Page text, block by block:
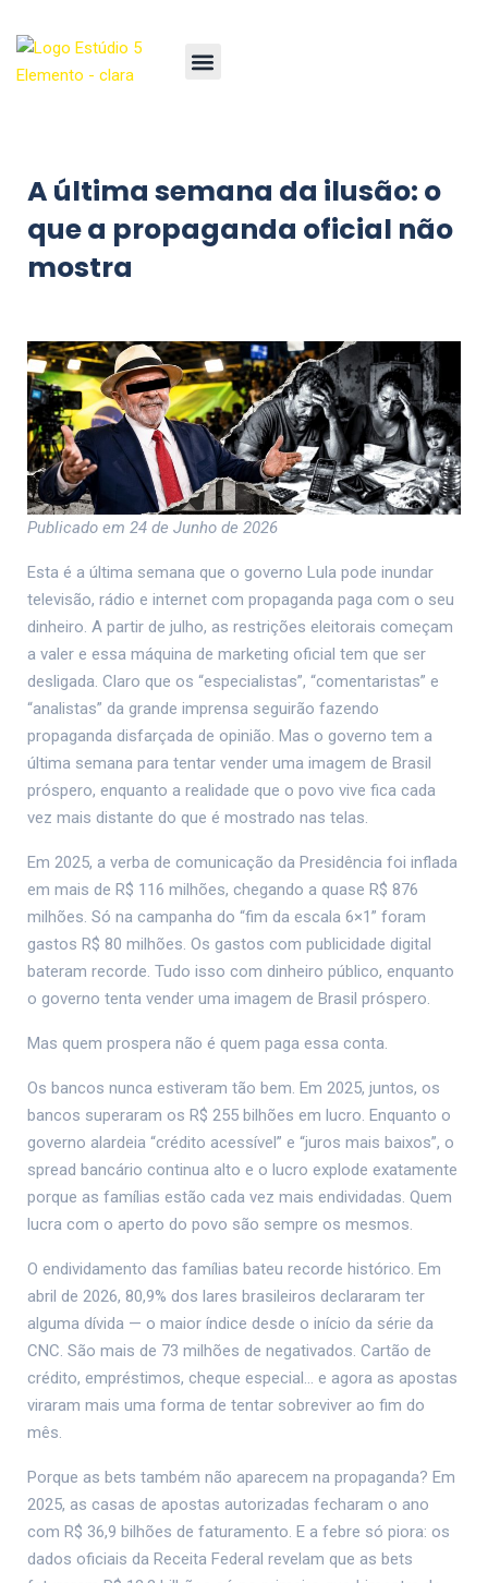
A última semana da ilusão: o
que a propaganda oficial não
mostra
Publicado em 24 de Junho de 2026
Esta é a última semana que o governo Lula pode inundar
televisão, rádio e internet com propaganda paga com o seu
dinheiro. A partir de julho, as restrições eleitorais começam
a valer e essa máquina de marketing oficial tem que ser
desligada. Claro que os “especialistas”, “comentaristas” e
“analistas” da grande imprensa seguirão fazendo
propaganda disfarçada de opinião. Mas o governo tem a
última semana para tentar vender uma imagem de Brasil
próspero, enquanto a realidade que o povo vive fica cada
vez mais distante do que é mostrado nas telas.
Em 2025, a verba de comunicação da Presidência foi inflada
em mais de R$ 116 milhões, chegando a quase R$ 876
milhões. Só na campanha do “fim da escala 6×1” foram
gastos R$ 80 milhões. Os gastos com publicidade digital
bateram recorde. Tudo isso com dinheiro público, enquanto
o governo tenta vender uma imagem de Brasil próspero.
Mas quem prospera não é quem paga essa conta.
Os bancos nunca estiveram tão bem. Em 2025, juntos, os
bancos superaram os R$ 255 bilhões em lucro. Enquanto o
governo alardeia “crédito acessível” e “juros mais baixos”, o
spread bancário continua alto e o lucro explode exatamente
porque as famílias estão cada vez mais endividadas. Quem
lucra com o aperto do povo são sempre os mesmos.
O endividamento das famílias bateu recorde histórico. Em
abril de 2026, 80,9% dos lares brasileiros declararam ter
alguma dívida — o maior índice desde o início da série da
CNC. São mais de 73 milhões de negativados. Cartão de
crédito, empréstimos, cheque especial… e agora as apostas
viraram mais uma forma de tentar sobreviver ao fim do
mês.
Porque as bets também não aparecem na propaganda? Em
2025, as casas de apostas autorizadas fecharam o ano
com R$ 36,9 bilhões de faturamento. E a febre só piora: os
dados oficiais da Receita Federal revelam que as bets